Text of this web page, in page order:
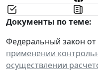
Документы по теме:
Федеральный закон
применении
осуществлении